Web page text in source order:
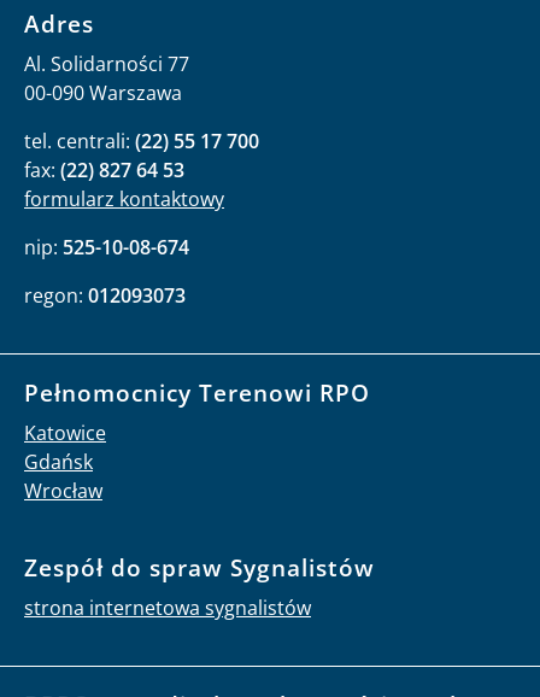
Adres
Al. Solidarności 77
00-090 Warszawa
tel. centrali: (22) 55 17 700
fax: (22) 827 64 53
formularz kontaktowy
nip: 525-10-08-674
regon: 012093073
Pełnomocnicy Terenowi RPO
Katowice
Gdańsk
Wrocław
Zespół do spraw Sygnalistów
strona internetowa sygnalistów